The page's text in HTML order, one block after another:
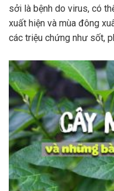
sởi là bệnh do virus, có
xuất hiện và mùa đông
các triệu chứng như sốt,